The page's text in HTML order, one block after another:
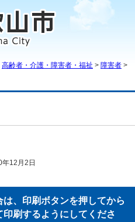
高齢者・介護・障害者・福祉 > 障害者 >
12月2日
、印刷ボタンを押してから
印刷するようにしてくださ